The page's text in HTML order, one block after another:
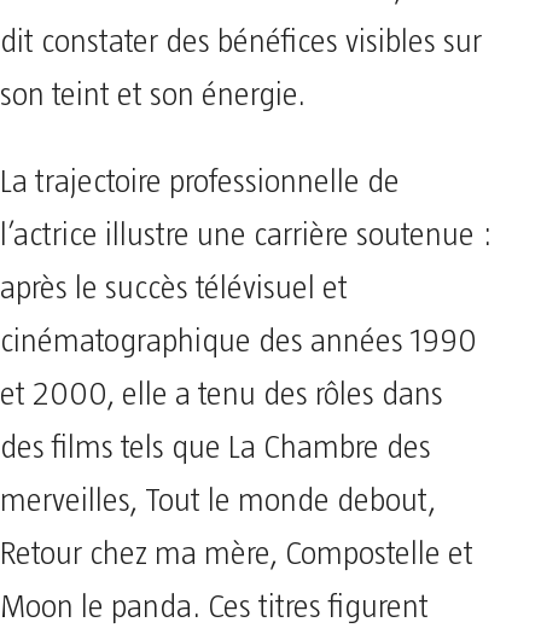
dit constater des bénéfices visibles sur
son teint et son énergie.
La trajectoire professionnelle de
l’actrice illustre une carrière soutenue :
après le succès télévisuel et
cinématographique des années 1990
et 2000, elle a tenu des rôles dans
des films tels que La Chambre des
merveilles, Tout le monde debout,
Retour chez ma mère, Compostelle et
Moon le panda. Ces titres figurent